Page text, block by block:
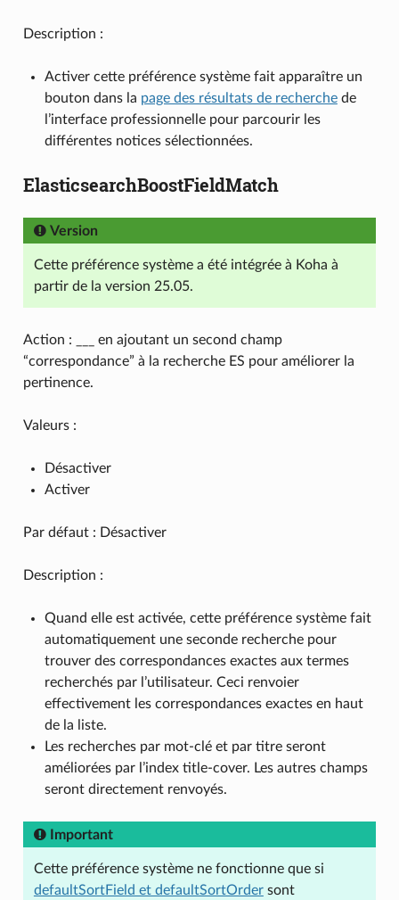
Description :
Activer cette préférence système fait apparaître un
bouton dans la page des résultats de recherchede
l’interface professionnelle pour parcourir les
différentes notices sélectionnées.
ElasticsearchBoostFieldMatch
Version
Cette préférence système a été intégrée à Koha à
partir de la version 25.05.
Action : ___ en ajoutant un second champ
“correspondance” à la recherche ES pour améliorer la
pertinence.
Valeurs :
Désactiver
Activer
Par défaut : Désactiver
Description :
Quand elle est activée, cette préférence système fait
automatiquement une seconde recherche pour
trouver des correspondances exactes aux termes
recherchés par l’utilisateur. Ceci renvoier
effectivement les correspondances exactes en haut
de la liste.
Les recherches par mot-clé et par titre seront
améliorées par l’index title-cover. Les autres champs
seront directement renvoyés.
Important
Cette préférence système ne fonctionne que si
defaultSortField et defaultSortOrdersont